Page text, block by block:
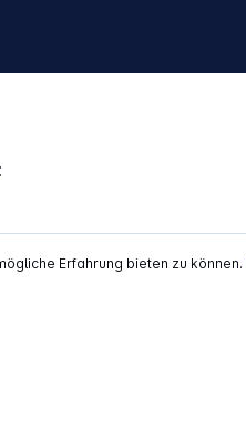
Erfahrung bieten zu können.